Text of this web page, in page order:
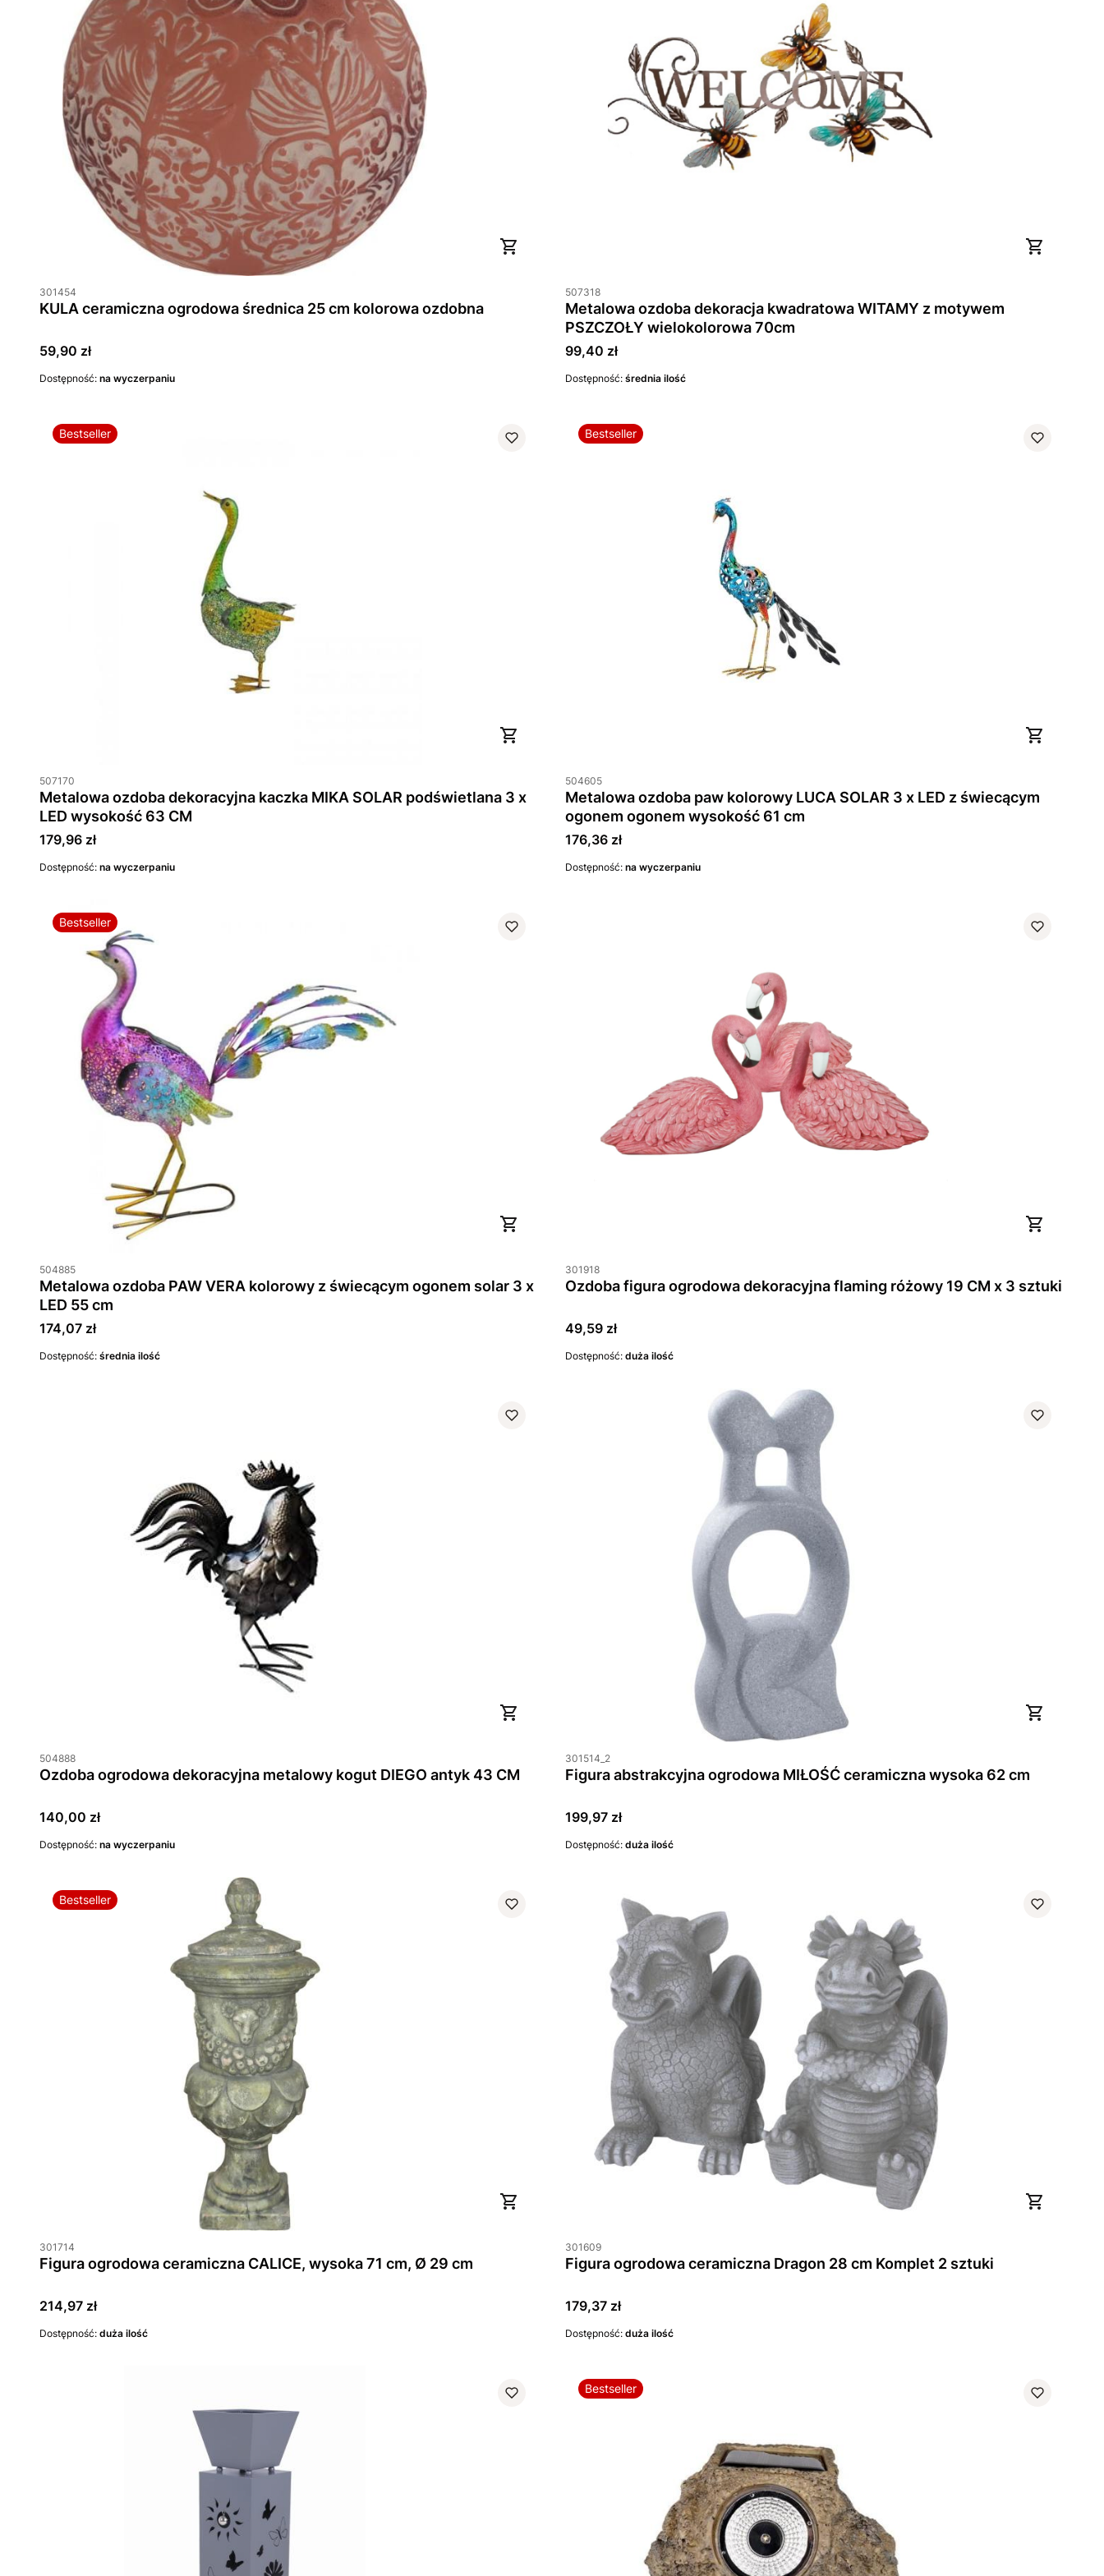
301454
KULA ceramiczna ogrodowa średnica 25 cm kolorowa ozdobna
Cena
59,90 zł
Dostępność: na wyczerpaniu
507318
Metalowa ozdoba dekoracja kwadratowa WITAMY z motywem
PSZCZOŁY wielokolorowa 70cm
Cena
99,40 zł
Dostępność: średnia ilość
Bestseller
507170
Metalowa ozdoba dekoracyjna kaczka MIKA SOLAR podświetlana 3 x
LED wysokość 63 CM
Cena
179,96 zł
Dostępność: na wyczerpaniu
Bestseller
504605
Metalowa ozdoba paw kolorowy LUCA SOLAR 3 x LED z świecącym
ogonem ogonem wysokość 61 cm
Cena
176,36 zł
Dostępność: na wyczerpaniu
Bestseller
504885
Metalowa ozdoba PAW VERA kolorowy z świecącym ogonem solar 3 x
LED 55 cm
Cena
174,07 zł
Dostępność: średnia ilość
301918
Ozdoba figura ogrodowa dekoracyjna flaming różowy 19 CM x 3 sztuki
Cena
49,59 zł
Dostępność: duża ilość
504888
Ozdoba ogrodowa dekoracyjna metalowy kogut DIEGO antyk 43 CM
Cena
140,00 zł
Dostępność: na wyczerpaniu
301514_2
Figura abstrakcyjna ogrodowa MIŁOŚĆ ceramiczna wysoka 62 cm
Cena
199,97 zł
Dostępność: duża ilość
Bestseller
301714
Figura ogrodowa ceramiczna CALICE, wysoka 71 cm, Ø 29 cm
Cena
214,97 zł
Dostępność: duża ilość
301609
Figura ogrodowa ceramiczna Dragon 28 cm Komplet 2 sztuki
Cena
179,37 zł
Dostępność: duża ilość
Bestseller